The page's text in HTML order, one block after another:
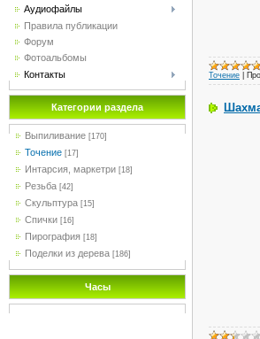
Аудиофайлы
Правила публикации
Форум
Фотоальбомы
Контакты
Категории раздела
Выпиливание [170]
Точение [17]
Интарсия, маркетри [18]
Резьба [42]
Скульптура [15]
Спички [16]
Пирография [18]
Поделки из дерева [186]
Часы
Точение